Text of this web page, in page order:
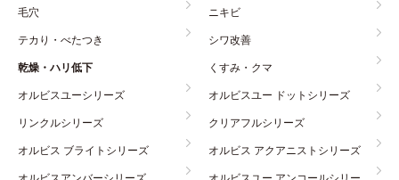
毛穴
ニキビ
テカり・べたつき
シワ改善
乾燥・ハリ低下
くすみ・クマ
オルビスユーシリーズ
オルビスユー ドットシリーズ
リンクルシリーズ
クリアフルシリーズ
オルビス ブライトシリーズ
オルビス アクアニストシリーズ